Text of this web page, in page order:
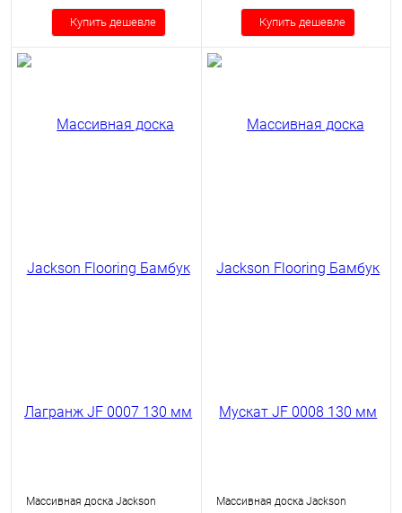
Купить дешевле Купить дешевле
Массивная доска Jackson
Массивная доска Jackson